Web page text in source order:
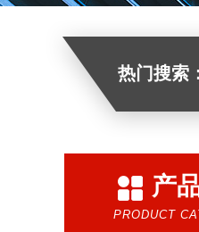
热门搜索：
产
PRODUCT